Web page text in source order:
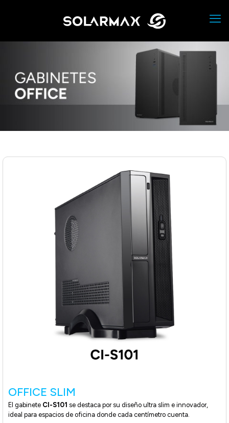
OFFICE SLIM
El gabinete CI-S101 se destaca por su diseño ultra slim e innovador,
ideal para espacios de oficina donde cada centímetro cuenta.